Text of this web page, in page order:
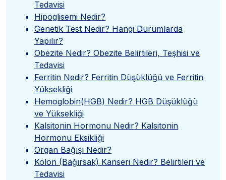
Tedavisi
Hipoglisemi Nedir?
Genetik Test Nedir? Hangi Durumlarda
Yapılır?
Obezite Nedir? Obezite Belirtileri, Teşhisi ve
Tedavisi
Ferritin Nedir? Ferritin Düşüklüğü ve Ferritin
Yüksekliği
Hemoglobin(HGB) Nedir? HGB Düşüklüğü
ve Yüksekliği
Kalsitonin Hormonu Nedir? Kalsitonin
Hormonu Eksikliği
Organ Bağışı Nedir?
Kolon (Bağırsak) Kanseri Nedir? Belirtileri ve
Tedavisi